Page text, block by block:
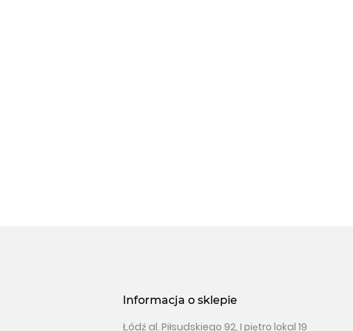
Informacja o sklepie
Łódź al. Piłsudskiego 92, I piętro lokal 19